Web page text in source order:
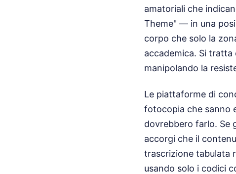
amatoriali che
Theme" — in una
corpo che solo la
accademica. Si tratta
manipolando la
Le piattaforme di
fotocopia che sanno
dovrebbero farlo. Se
accorgi che il
trascrizione tabulata
usando solo i codici